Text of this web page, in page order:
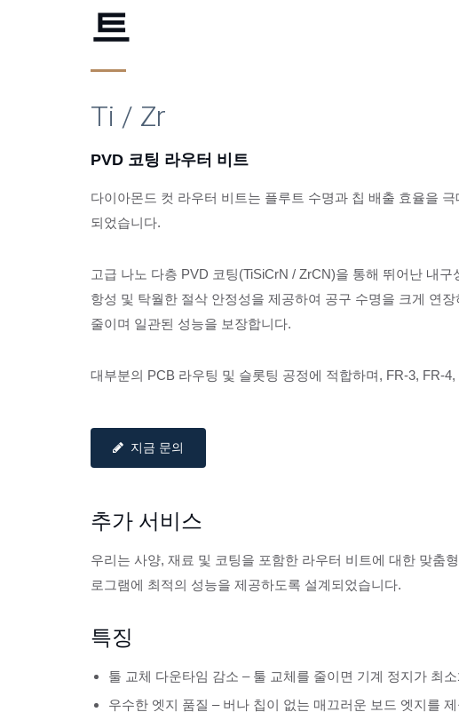
PVD 코팅 다이아몬드 컷 라우터 비트-2
트
Ti / Zr
PVD 코팅 라우터 비트
다이아몬드 컷 라우터 비트는 플루트 수명과 칩 배출 효율을 극
되었습니다.
고급 나노 다층 PVD 코팅(TiSiCrN / ZrCN)을 통해 뛰어난 내구
항성 및 탁월한 절삭 안정성을 제공하여 공구 수명을 크게 연
줄이며 일관된 성능을 보장합니다.
대부분의 PCB 라우팅 및 슬롯팅 공정에 적합하며, FR-3, FR-
지금 문의
추가 서비스
우리는 사양, 재료 및 코팅을 포함한 라우터 비트에 대한 맞춤
로그램에 최적의 성능을 제공하도록 설계되었습니다.
특징
툴 교체 다운타임 감소 – 툴 교체를 줄이면 기계 정지가 최
우수한 엣지 품질 – 버나 칩이 없는 매끄러운 보드 엣지를